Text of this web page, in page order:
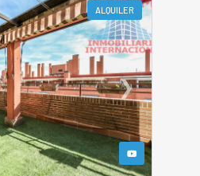
ALQUILER
❯